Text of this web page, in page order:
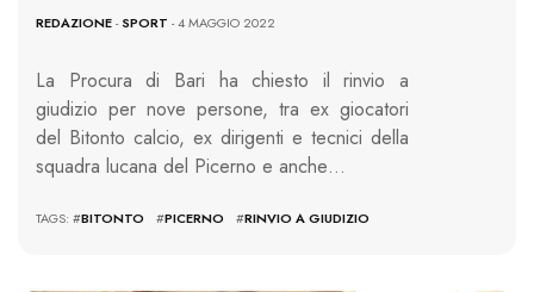
REDAZIONE-SPORT - 4 MAGGIO 2022
La Procura di Bari ha chiesto il rinvio a
giudizio per nove persone, tra ex giocatori
del Bitonto calcio, ex dirigenti e tecnici della
squadra lucana del Picerno e anche…
TAGS: #BITONTO #PICERNO #RINVIO A GIUDIZIO